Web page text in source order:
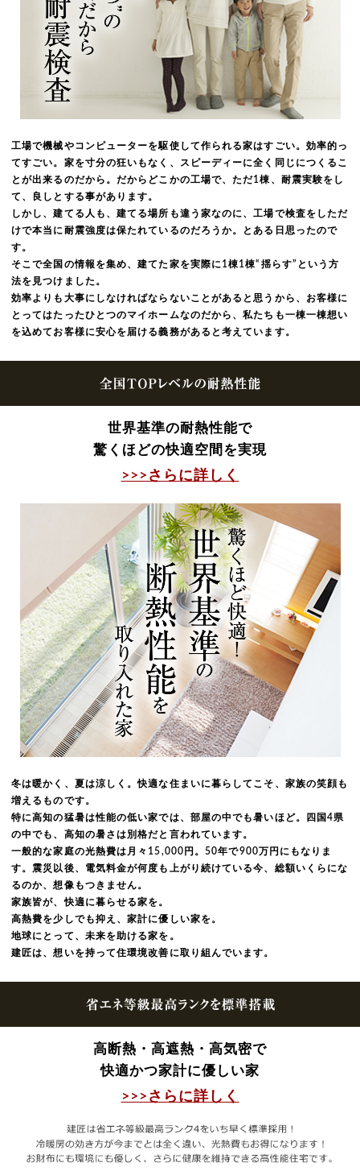
工場で機械やコンピューターを駆使して作られる家はすごい。効率的っ
てすごい。家を寸分の狂いもなく、スピーディーに全く同じにつくるこ
とが出来るのだから。だからどこかの工場で、ただ1棟、耐震実験をし
て、良しとする事があります。
しかし、建てる人も、建てる場所も違う家なのに、工場で検査をしただ
けで本当に耐震強度は保たれているのだろうか。とある日思ったので
す。
そこで全国の情報を集め、建てた家を実際に1棟1棟“揺らす”という方
法を見つけました。
効率よりも大事にしなければならないことがあると思うから、お客様に
とってはたったひとつのマイホームなのだから、私たちも一棟一棟想い
を込めてお客様に安心を届ける義務があると考えています。
世界基準の耐熱性能で
驚くほどの快適空間を実現
>>>さらに詳しく
冬は暖かく、夏は涼しく。快適な住まいに暮らしてこそ、家族の笑顔も
増えるものです。
特に高知の猛暑は性能の低い家では、部屋の中でも暑いほど。四国4県
の中でも、高知の暑さは別格だと言われています。
一般的な家庭の光熱費は月々15,000円。50年で900万円にもなりま
す。震災以後、電気料金が何度も上がり続けている今、総額いくらにな
るのか、想像もつきません。
家族皆が、快適に暮らせる家を。
高熱費を少しでも抑え、家計に優しい家を。
地球にとって、未来を助ける家を。
建匠は、想いを持って住環境改善に取り組んでいます。
高断熱・高遮熱・高気密で
快適かつ家計に優しい家
>>>さらに詳しく